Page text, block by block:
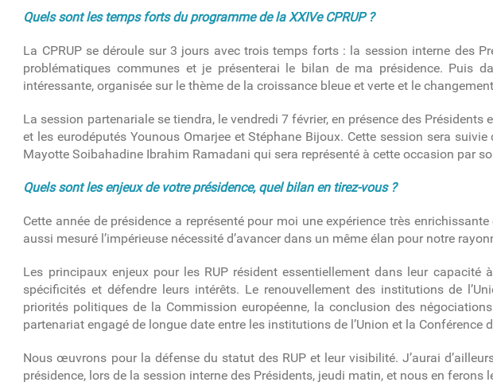
Quels sont les temps forts du programme de la XXIVe CPRUP ?
La CPRUP se déroule sur 3 jours avec trois temps forts : la session interne des
problématiques communes et je présenterai le bilan de ma présidence. Puis
intéressante, organisée sur le thème de la croissance bleue et verte et le
La session partenariale se tiendra, le vendredi 7 février, en présence des
et les eurodéputés Younous Omarjee et Stéphane Bijoux. Cette session sera
Mayotte Soibahadine Ibrahim Ramadani qui sera représenté à cette occasion par
Quels sont les enjeux de votre présidence, quel bilan en tirez-vous ?
Cette année de présidence a représenté pour moi une expérience très
aussi mesuré l’impérieuse nécessité d’avancer dans un même élan pour notre
Les principaux enjeux pour les RUP résident essentiellement dans leur capacité
spécificités et défendre leurs intérêts. Le renouvellement des institutions de
priorités politiques de la Commission européenne, la conclusion des
partenariat engagé de longue date entre les institutions de l’Union et la Conférence
Nous œuvrons pour la défense du statut des RUP et leur visibilité. J’aurai
présidence, lors de la session interne des Présidents, jeudi matin, et nous en ferons